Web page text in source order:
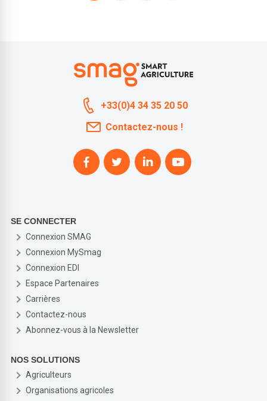
+33(0)4 34 35 20 50
Contactez-nous !
SE CONNECTER
Connexion SMAG
Connexion MySmag
Connexion EDI
Espace Partenaires
Carrières
Contactez-nous
Abonnez-vous à la Newsletter
NOS SOLUTIONS
Agriculteurs
Organisations agricoles